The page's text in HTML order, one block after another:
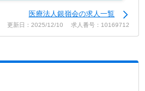
医療法人銀嶺会の求人一覧
更新日：2025/12/10 求人番号：10169712